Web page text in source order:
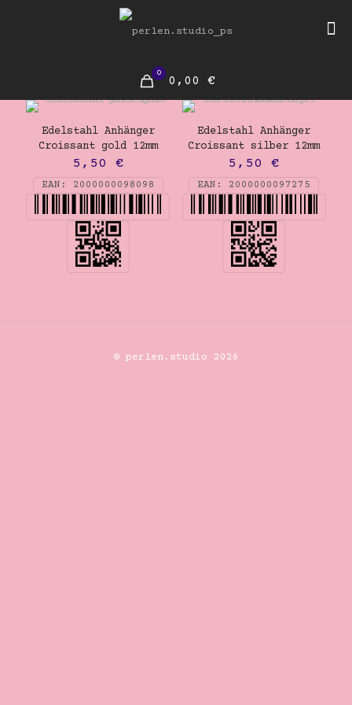
0
0,00 €
Edelstahl Anhänger
Croissant gold 12mm
5,50 €
EAN: 2000000098098
Edelstahl Anhänger
Croissant silber 12mm
5,50€
EAN: 2000000097275
© perlen.studio 2026